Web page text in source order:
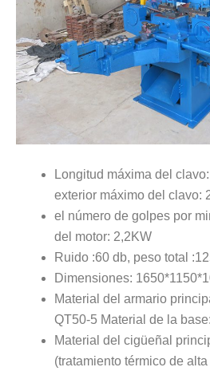
Longitud máxima del
exterior máximo del clavo:
el número de golpes por
del motor: 2,2KW
Ruido :60 db, peso total
Dimensiones:
Material del armario
QT50-5 Material de la
Material del cigüeñal
(tratamiento térmico de